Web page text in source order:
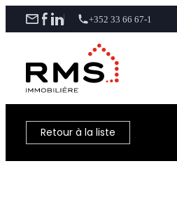
+352 33 66 67-1
Retour à la liste